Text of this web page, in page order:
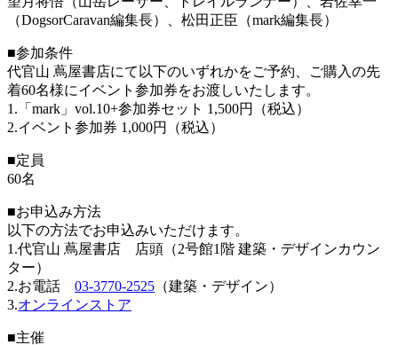
（DogsorCaravan編集長）、松田正臣（mark編集長）
■参加条件
代官山 蔦屋書店にて以下のいずれかをご予約、ご購入の先
着60名様にイベント参加券をお渡しいたします。
1.「mark」vol.10+参加券セット 1,500円（税込）
2.イベント参加券 1,000円（税込）
■定員
60名
■お申込み方法
以下の方法でお申込みいただけます。
1.代官山 蔦屋書店 店頭（2号館1階 建築・デザインカウン
ター）
2.お電話 03-3770-2525 （建築・デザイン）
3.オンラインストア
■主催